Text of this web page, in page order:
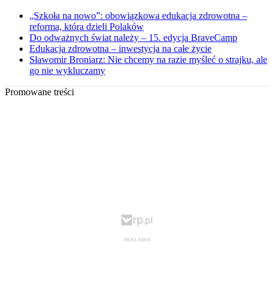
„Szkoła na nowo”: obowiązkowa edukacja zdrowotna –
reforma, która dzieli Polaków
Do odważnych świat należy – 15. edycja BraveCamp
Edukacja zdrowotna – inwestycja na całe życie
Sławomir Broniarz: Nie chcemy na razie myśleć o strajku, ale
go nie wykluczamy
Promowane treści